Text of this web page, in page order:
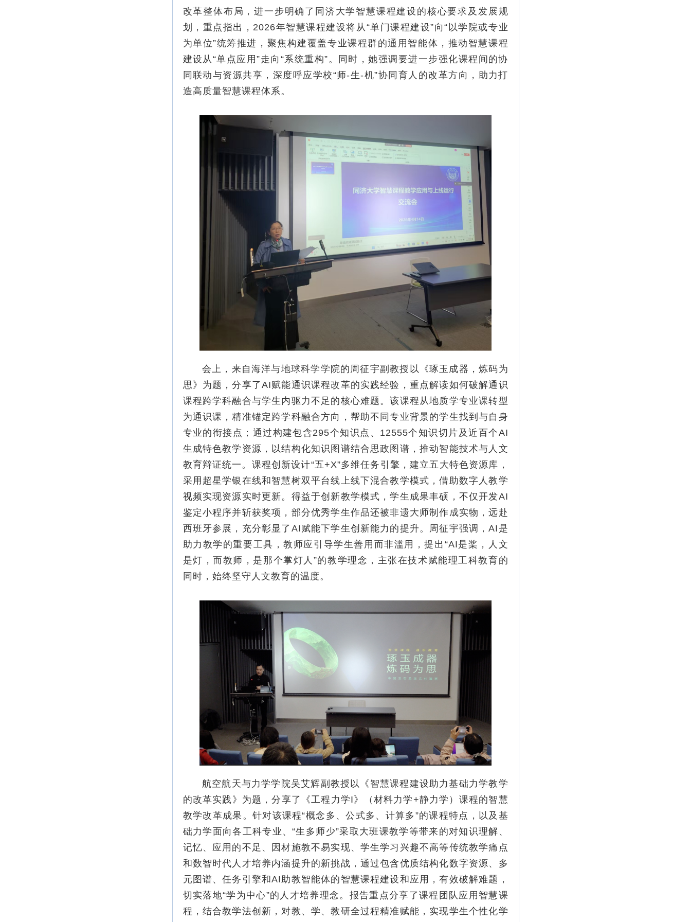
改革整体布局，进一步明确了同济大学智慧课程建设的核心要求及发展规
划，重点指出，2026年智慧课程建设将从“单门课程建设”向“以学院或专业
为单位”统筹推进，聚焦构建覆盖专业课程群的通用智能体，推动智慧课程
建设从“单点应用”走向“系统重构”。同时，她强调要进一步强化课程间的协
同联动与资源共享，深度呼应学校“师-生-机”协同育人的改革方向，助力打
造高质量智慧课程体系。
会上，来自海洋与地球科学学院的周征宇副教授以《琢玉成器，炼码为
思》为题，分享了AI赋能通识课程改革的实践经验，重点解读如何破解通识
课程跨学科融合与学生内驱力不足的核心难题。该课程从地质学专业课转型
为通识课，精准锚定跨学科融合方向，帮助不同专业背景的学生找到与自身
专业的衔接点；通过构建包含295个知识点、12555个知识切片及近百个AI
生成特色教学资源，以结构化知识图谱结合思政图谱，推动智能技术与人文
教育辩证统一。课程创新设计“五+X”多维任务引擎，建立五大特色资源库，
采用超星学银在线和智慧树双平台线上线下混合教学模式，借助数字人教学
视频实现资源实时更新。得益于创新教学模式，学生成果丰硕，不仅开发AI
鉴定小程序并斩获奖项，部分优秀学生作品还被非遗大师制作成实物，远赴
西班牙参展，充分彰显了AI赋能下学生创新能力的提升。周征宇强调，AI是
助力教学的重要工具，教师应引导学生善用而非滥用，提出“AI是桨，人文
是灯，而教师，是那个掌灯人”的教学理念，主张在技术赋能理工科教育的
同时，始终坚守人文教育的温度。
航空航天与力学学院吴艾辉副教授以《智慧课程建设助力基础力学教学
的改革实践》为题，分享了《工程力学I》（材料力学+静力学）课程的智慧
教学改革成果。针对该课程“概念多、公式多、计算多”的课程特点，以及基
础力学面向各工科专业、“生多师少”采取大班课教学等带来的对知识理解、
记忆、应用的不足、因材施教不易实现、学生学习兴趣不高等传统教学痛点
和数智时代人才培养内涵提升的新挑战，通过包含优质结构化数字资源、多
元图谱、任务引擎和AI助教智能体的智慧课程建设和应用，有效破解难题，
切实落地“学为中心”的人才培养理念。报告重点分享了课程团队应用智慧课
程，结合教学法创新，对教、学、教研全过程精准赋能，实现学生个性化学